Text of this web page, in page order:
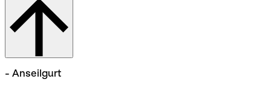
- Anseilgurt